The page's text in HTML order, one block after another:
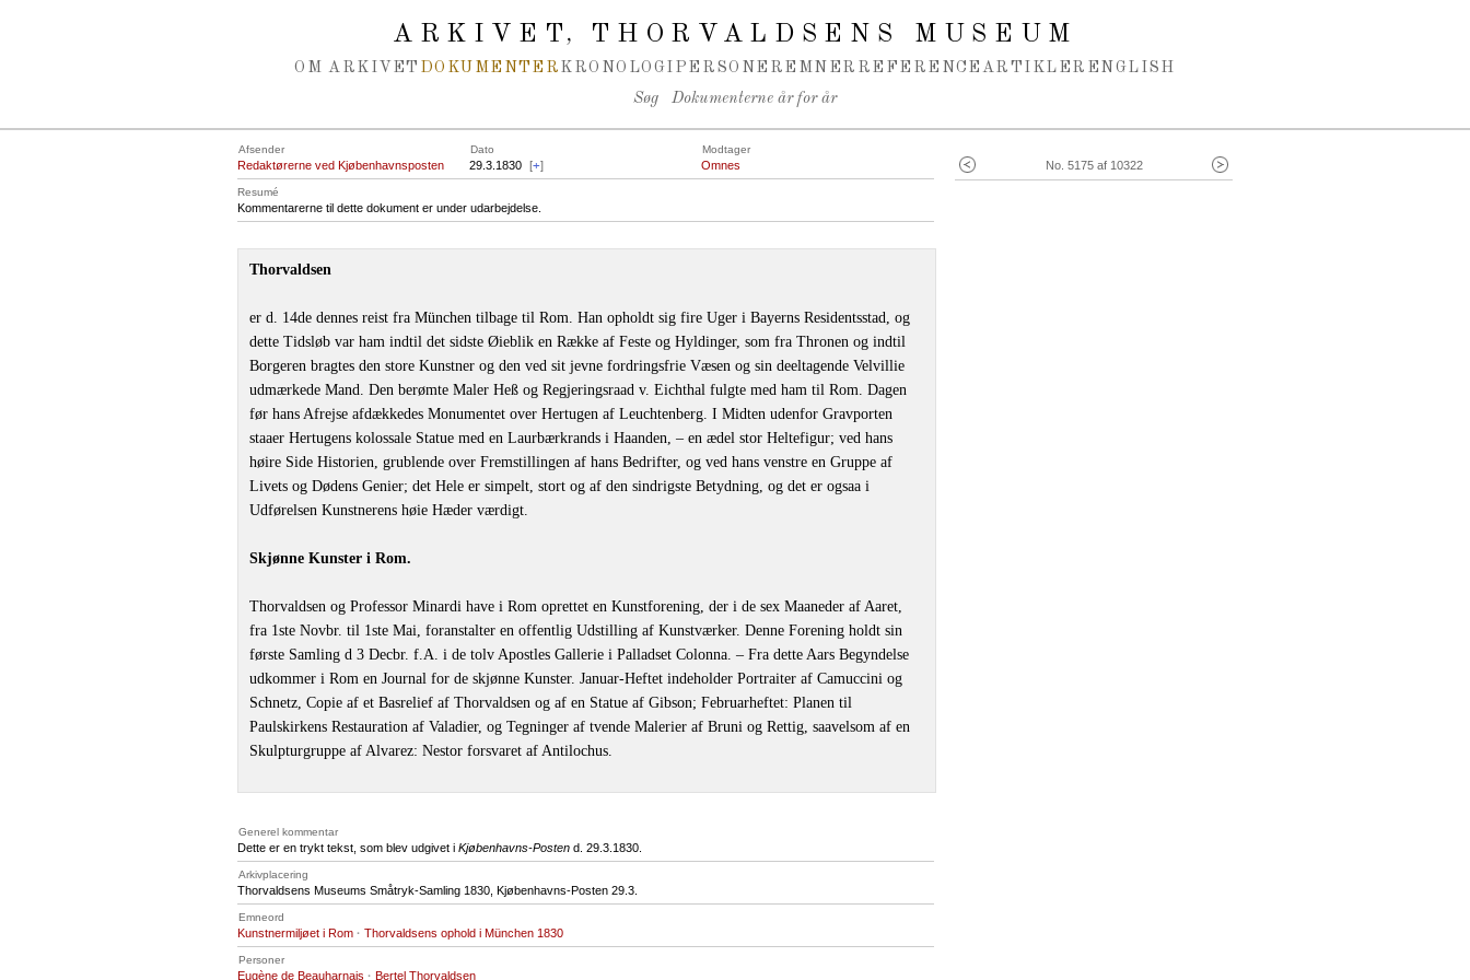
ARKIVET, THORVALDSENS MUSEUM
OM ARKIVET DOKUMENTER KRONOLOGI PERSONER EMNER REFERENCEARTIKLER ENGLISH
Søg Dokumenterne år for år
No. 5175 af 10322
Afsender Dato Modtager
Redaktørerne ved Kjøbenhavnsposten 29.3.1830 [+] Omnes
Resumé
Kommentarerne til dette dokument er under udarbejdelse.
Thorvaldsen
er d. 14de dennes reist fra München tilbage til Rom. Han opholdt sig fire Uger i Bayerns Residentsstad, og
dette Tidsløb var ham indtil det sidste Øieblik en Række af Feste og Hyldinger, som fra Thronen og indtil
Borgeren bragtes den store Kunstner og den ved sit jevne fordringsfrie Væsen og sin deeltagende Velvillie
udmærkede Mand. Den berømte Maler Heß og Regjeringsraad v. Eichthal fulgte med ham til Rom. Dagen
før hans Afrejse afdækkedes Monumentet over Hertugen af Leuchtenberg. I Midten udenfor Gravporten
staaer Hertugens kolossale Statue med en Laurbærkrands i Haanden, ‒ en ædel stor Heltefigur; ved hans
høire Side Historien, grublende over Fremstillingen af hans Bedrifter, og ved hans venstre en Gruppe af
Livets og Dødens Genier; det Hele er simpelt, stort og af den sindrigste Betydning, og det er ogsaa i
Udførelsen Kunstnerens høie Hæder værdigt.
Skjønne Kunster i Rom.
Thorvaldsen og Professor Minardi have i Rom oprettet en Kunstforening, der i de sex Maaneder af Aaret,
fra 1ste Novbr. til 1ste Mai, foranstalter en offentlig Udstilling af Kunstværker. Denne Forening holdt sin
første Samling d 3 Decbr. f.A. i de tolv Apostles Gallerie i Palladset Colonna. ‒ Fra dette Aars Begyndelse
udkommer i Rom en Journal for de skjønne Kunster. Januar-Heftet indeholder Portraiter af Camuccini og
Schnetz, Copie af et Basrelief af Thorvaldsen og af en Statue af Gibson; Februarheftet: Planen til
Paulskirkens Restauration af Valadier, og Tegninger af tvende Malerier af Bruni og Rettig, saavelsom af en
Skulpturgruppe af Alvarez: Nestor forsvaret af Antilochus.
Generel kommentar
Dette er en trykt tekst, som blev udgivet i Kjøbenhavns-Posten d. 29.3.1830.
Arkivplacering
Thorvaldsens Museums Småtryk-Samling 1830, Kjøbenhavns-Posten 29.3.
Emneord
Kunstnermiljøet i Rom · Thorvaldsens ophold i München 1830
Personer
Eugène de Beauharnais · Bertel Thorvaldsen